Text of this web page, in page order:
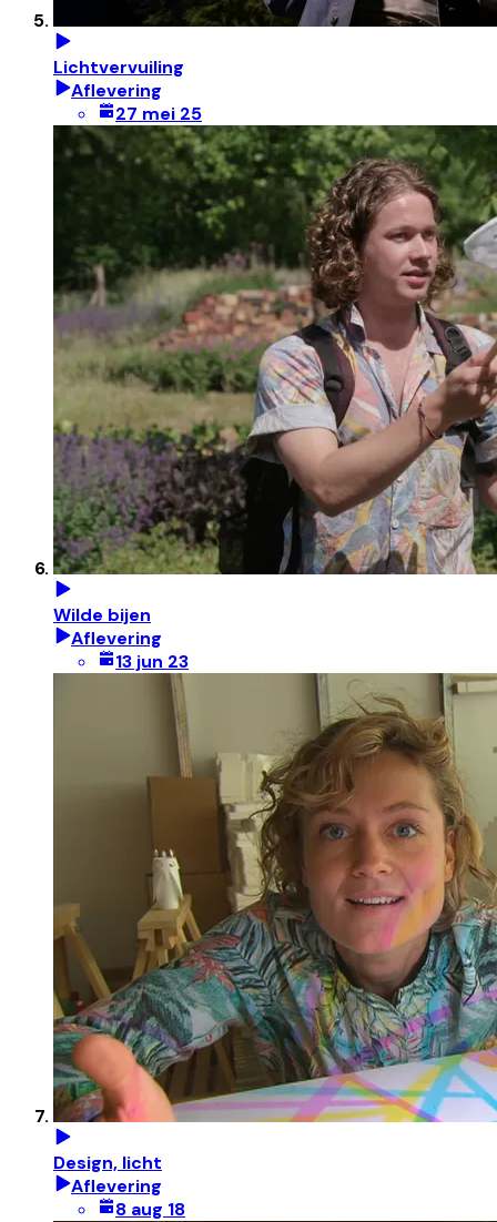
Lichtvervuiling
Aflevering
27 mei 25
Wilde bijen
Aflevering
13 jun 23
Design, licht
Aflevering
8 aug 18